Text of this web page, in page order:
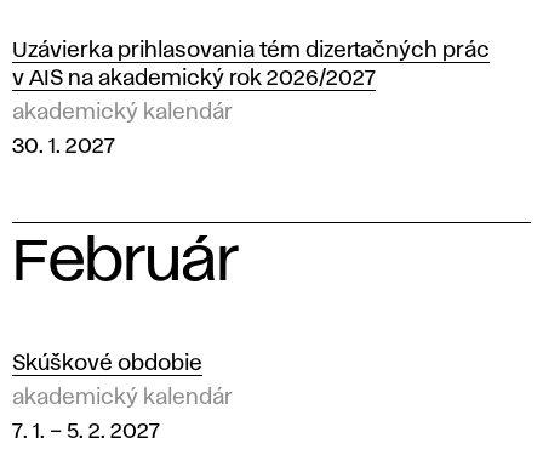
Uzávierka prihlasovania tém dizertačných prác
v AIS na akademický rok 2026/2027
akademický kalendár
30. 1. 2027
Február
0
2
Skúškové obdobie
akademický kalendár
7. 1. – 5. 2. 2027